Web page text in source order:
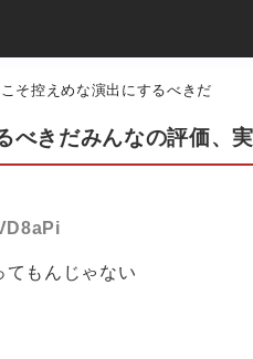
そ控えめな演出にするべきだ
べきだみんなの評価、
てもんじゃない